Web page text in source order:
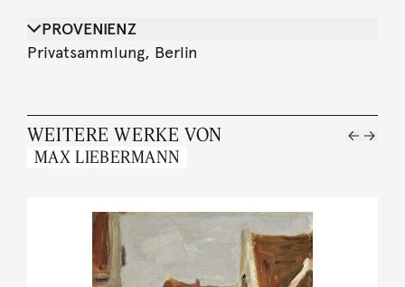
PROVENIENZ
Privatsammlung, Berlin
WEITERE WERKE VON
MAX LIEBERMANN